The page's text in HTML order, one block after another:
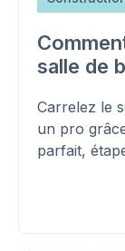
salle de
Carrelez le
un pro
parfait,